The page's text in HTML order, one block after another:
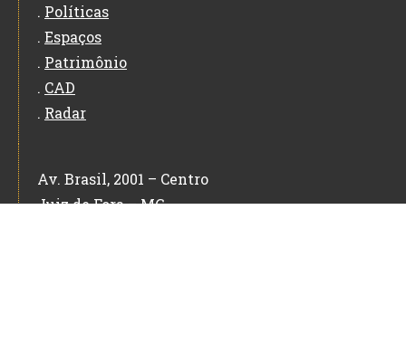
. Políticas
. Espaços
. Patrimônio
. CAD
. Radar
Av. Brasil, 2001 – Centro
Juiz de Fora – MG